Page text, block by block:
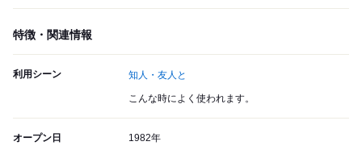
特徴・関連情報
利用シーン 知人・友人と
こんな時によく使われます。
オープン日 1982年